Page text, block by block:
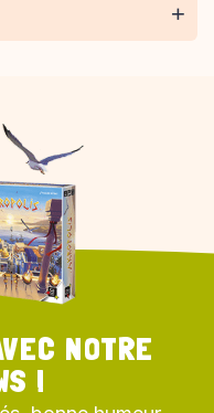
NOTRE
!